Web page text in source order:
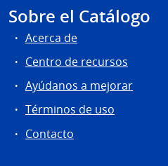
Sobre el Catálogo
Acerca de
Centro de recursos
Ayúdanos a mejorar
Términos de uso
Contacto